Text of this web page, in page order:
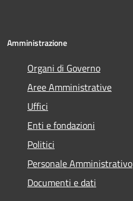
Amministrazione
Organi di Governo
Aree Amministrative
Uffici
Enti e fondazioni
Politici
Personale Amministrativo
Documenti e dati